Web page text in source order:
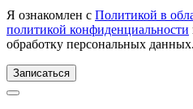
Я ознакомлен с Политикой в
политикой конфиденциальности
обработку персональных данных.
Записаться